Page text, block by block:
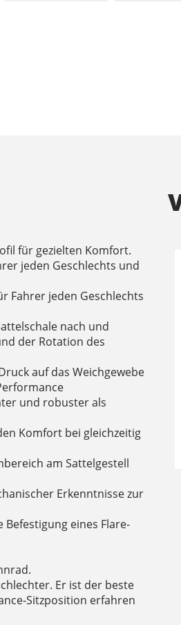
für gezielten Komfort.
jeden Geschlechts und
Fahrer jeden Geschlechts
nach und
der Rotation des
auf das Weichgewebe
und robuster als
Komfort bei gleichzeitig
am Sattelgestell
Erkenntnisse zur
eines Flare-
Er ist der beste
Sitzposition erfahren